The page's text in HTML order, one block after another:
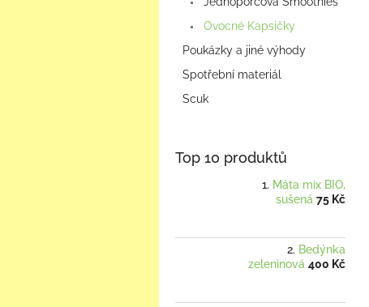
Ovocné Kapsičky
Poukázky a jiné výhody
Spotřební materiál
Scuk
Top 10 produktů
Máta mix BIO,
sušená 75 Kč
Bedýnka
zeleninová 400 Kč